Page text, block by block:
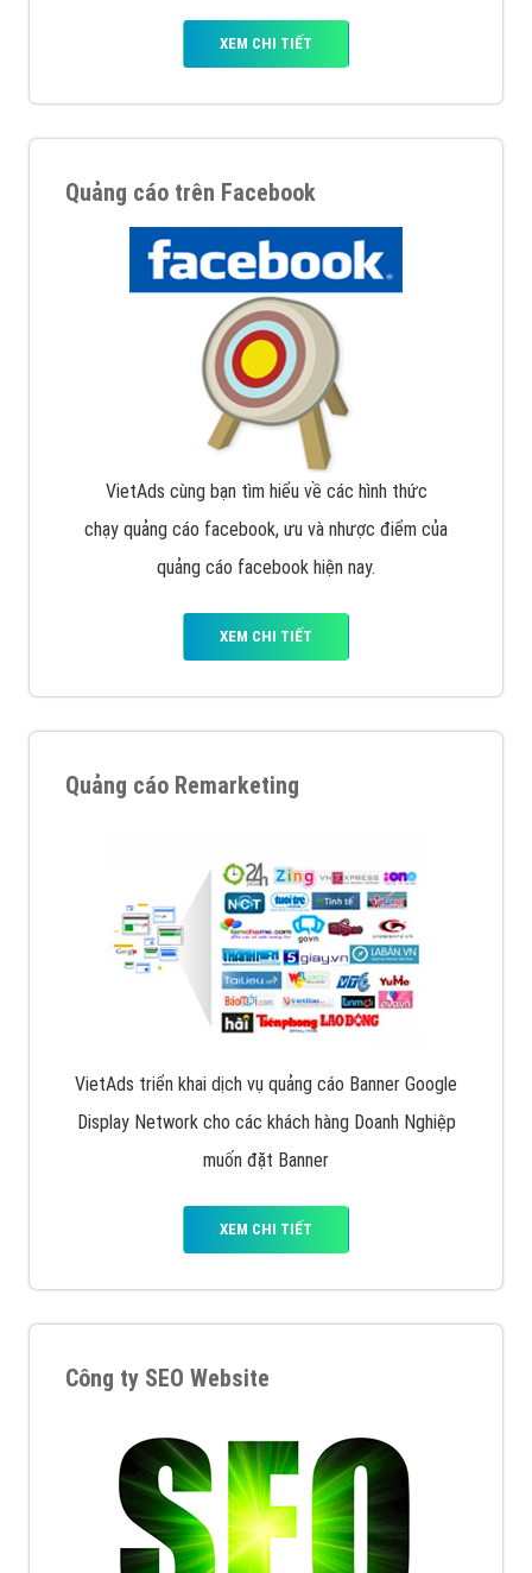
Google Ads là hình thức quảng cáo của Google được
tài trợ có chữ Ad gồm 4 ví trí trên cùng và 3 vị trí
dưới cùng
XEM CHI TIẾT
VietAds cùng bạn tìm hiểu về các hình thức
chạy quảng cáo facebook, ưu và nhược điểm của
quảng cáo facebook hiện nay.
VietAds triển khai dịch vụ quảng cáo Banner Google
Display Network cho các khách hàng Doanh Nghiệp